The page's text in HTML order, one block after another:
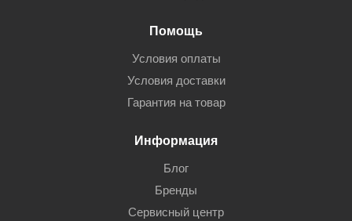
Помощь
Условия оплаты
Условия доставки
Гарантия на товар
Информация
Блог
Бренды
Сервисный центр